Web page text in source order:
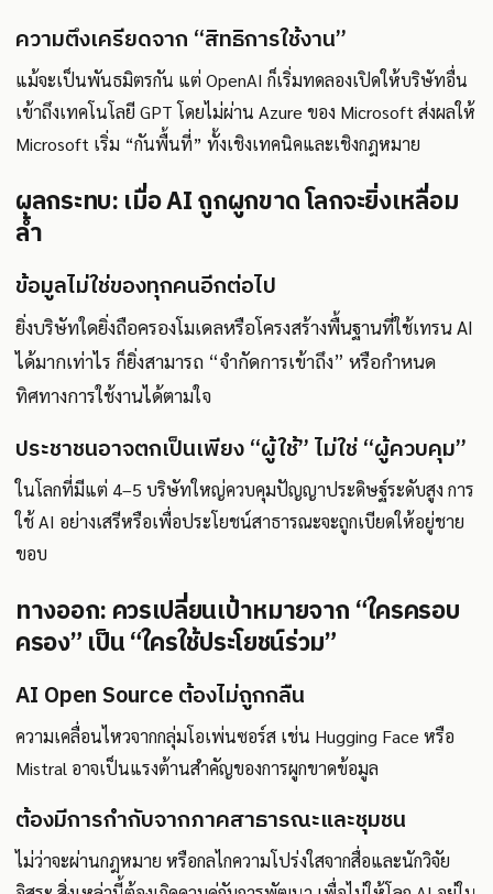
ความตึงเครียดจาก “สิทธิการใช้งาน”
แม้จะเป็นพันธมิตรกัน แต่ OpenAI ก็เริ่มทดลองเปิดให้บริษัทอื่น
เข้าถึงเทคโนโลยี GPT โดยไม่ผ่าน Azure ของ Microsoft ส่งผลให้
Microsoft เริ่ม “กันพื้นที่” ทั้งเชิงเทคนิคและเชิงกฎหมาย
ผลกระทบ: เมื่อ AI ถูกผูกขาด โลกจะยิ่งเหลื่อม
ล้ำ
ข้อมูลไม่ใช่ของทุกคนอีกต่อไป
ยิ่งบริษัทใดยิ่งถือครองโมเดลหรือโครงสร้างพื้นฐานที่ใช้เทรน AI
ได้มากเท่าไร ก็ยิ่งสามารถ “จำกัดการเข้าถึง” หรือกำหนด
ทิศทางการใช้งานได้ตามใจ
ประชาชนอาจตกเป็นเพียง “ผู้ใช้” ไม่ใช่ “ผู้ควบคุม”
ในโลกที่มีแต่ 4–5 บริษัทใหญ่ควบคุมปัญญาประดิษฐ์ระดับสูง การ
ใช้ AI อย่างเสรีหรือเพื่อประโยชน์สาธารณะจะถูกเบียดให้อยู่ชาย
ขอบ
ทางออก: ควรเปลี่ยนเป้าหมายจาก “ใครครอบ
ครอง” เป็น “ใครใช้ประโยชน์ร่วม”
AI Open Source ต้องไม่ถูกกลืน
ความเคลื่อนไหวจากกลุ่มโอเพ่นซอร์ส เช่น Hugging Face หรือ
Mistral อาจเป็นแรงต้านสำคัญของการผูกขาดข้อมูล
ต้องมีการกำกับจากภาคสาธารณะและชุมชน
ไม่ว่าจะผ่านกฎหมาย หรือกลไกความโปร่งใสจากสื่อและนักวิจัย